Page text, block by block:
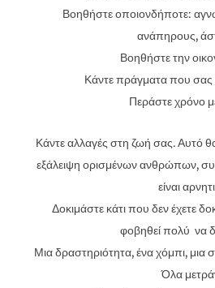
Βοηθήστε οποιονδήποτε:
ανάπηρους,
Βοηθήστε την
Κάντε πράγματα που σας
Περάστε χρόνο
Κάντε αλλαγές στη ζωή σας. Αυτό
εξάλειψη ορισμένων ανθρώπων,
είναι
Δοκιμάστε κάτι που δεν έχετε
φοβηθεί πολύ να
Μια δραστηριότητα, ένα χόμπι,
Όλα